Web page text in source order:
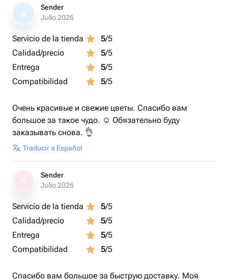
S
Sender
Julio 2026
Servicio de la tienda 5/5
Calidad/precio
5/5
Entrega
5/5
Compatibilidad
5/5
Очень красивые и свежие цветы. Спасибо вам
большое за такое чудо. ☺️ Обязательно буду
заказывать снова. 👌
Traducir a Español
Sender
Julio 2026
Servicio de la tienda 5/5
Calidad/precio
5/5
Entrega
5/5
Compatibilidad
5/5
Спасибо вам большое за быструю доставку. Моя